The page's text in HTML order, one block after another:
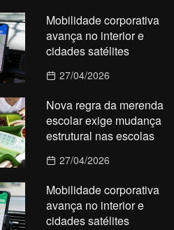
Mobilidade corporativa
avança no interior e
cidades satélites
27/04/2026
Nova regra da merenda
escolar exige mudança
estrutural nas escolas
27/04/2026
Mobilidade corporativa
avança no interior e
cidades satélites